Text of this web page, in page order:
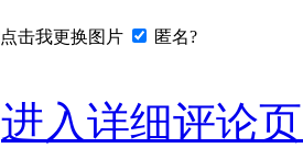
匿名?
进入详细评论